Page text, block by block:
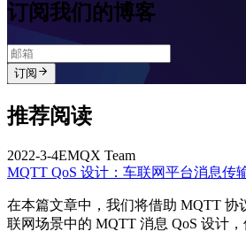
订阅我们的博客
订阅
推荐阅读
2022-3-4EMQX Team
MQTT QoS 设计：车联网平台消息传
在本篇文章中，我们将借助 MQTT 协
联网场景中的 MQTT 消息 QoS 设计，